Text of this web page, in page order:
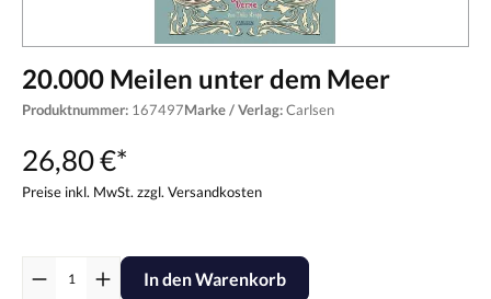
20.000 Meilen unter dem Meer
Produktnummer: 167497Marke / Verlag:Carlsen
26,80 €*
Preise inkl. MwSt. zzgl. Versandkosten
In den Warenkorb